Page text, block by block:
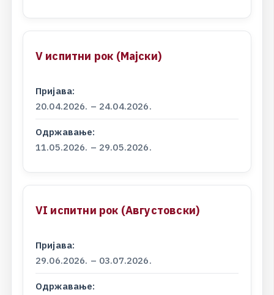
V испитни рок (Мајски)
Пријава:
20.04.2026. – 24.04.2026.
Одржавање:
11.05.2026. – 29.05.2026.
VI испитни рок (Августовски)
Пријава:
29.06.2026. – 03.07.2026.
Одржавање: